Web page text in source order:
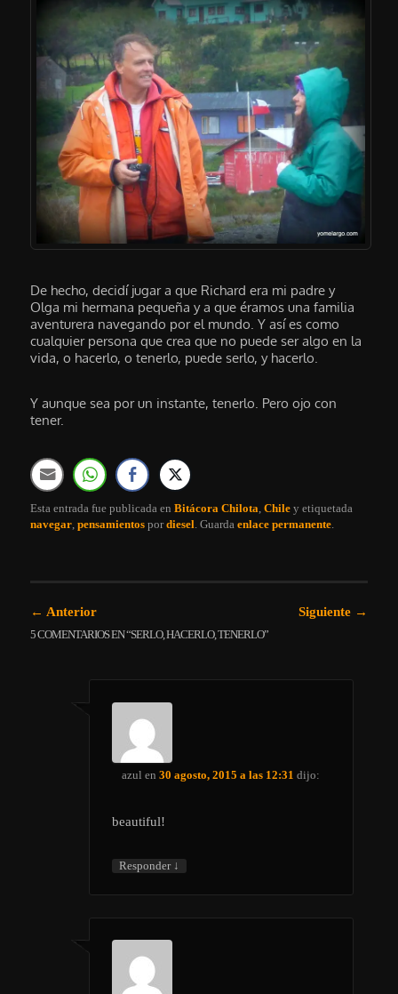
De hecho, decidí jugar a que Richard era mi padre y
Olga mi hermana pequeña y a que éramos una familia
aventurera navegando por el mundo. Y así es como
cualquier persona que crea que no puede ser algo en la
vida, o hacerlo, o tenerlo, puede serlo, y hacerlo.
Y aunque sea por un instante, tenerlo. Pero ojo con
tener.
Esta entrada fue publicada enBitácora Chilota ,Chile y etiquetada
navegar ,pensamientos pordiesel . Guardaenlace permanente
Navegación de entradas
← Anterior Siguiente →
5 COMENTARIOS EN “SERLO, HACERLO, TENERLO”
azul en30 agosto, 2015 a las 12:31 dijo:
beautiful!
Responder ↓